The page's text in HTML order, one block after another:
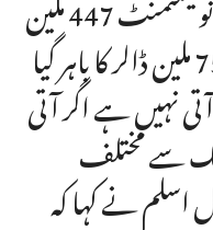
ڈالر کی آئی ہے جبکہ منافع 751 ملین ڈالر کا باہر گیا
نہیں ہے اگر آتی
سے مختلف
اسلم نے کہا کہ